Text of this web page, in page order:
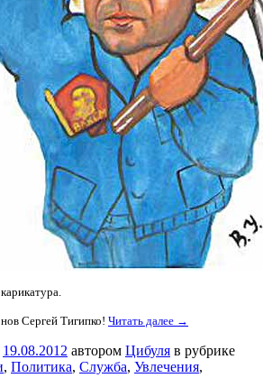
Сергей Тигипко! Читать далее →
19.08.2012 автором Цибуля в рубрике
, Политика, Служба, Увлечения,